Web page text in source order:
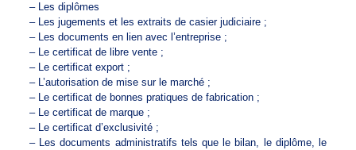
– Les diplômes
– Les jugements et les extraits de casier judiciaire ;
– Les documents en lien avec l’entreprise ;
– Le certificat de libre vente ;
– Le certificat export ;
– L’autorisation de mise sur le marché ;
– Le certificat de bonnes pratiques de fabrication ;
– Le certificat de marque ;
– Le certificat d’exclusivité ;
– Les documents administratifs tels que le bilan, le diplôme, le